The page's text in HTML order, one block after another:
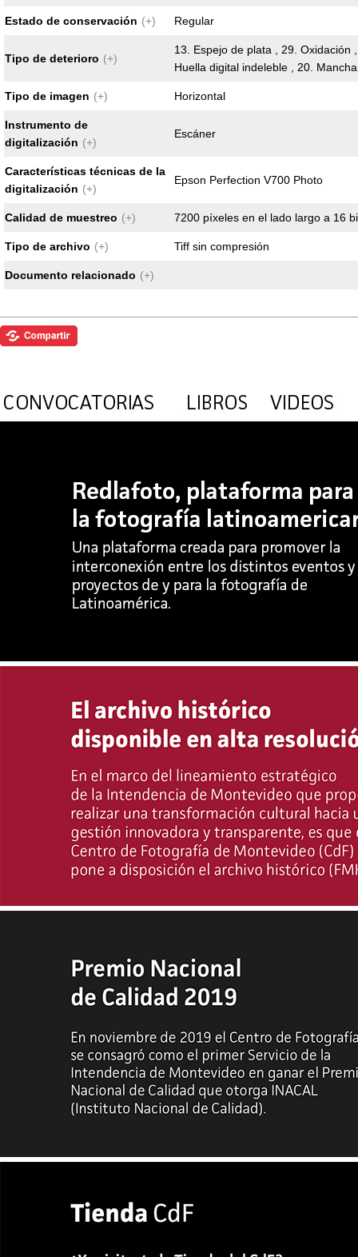
Estado de conservación (+) Regular
Tipo de deterioro (+)
13. Espejo de plata , 29. Oxidación
Huella digital indeleble , 20. Mancha
Tipo de imagen (+) Horizontal
Instrumento de
digitalización (+)
Escáner
Características técnicas de la
digitalización (+)
Epson Perfection V700 Photo
Calidad de muestreo (+) 7200 píxeles en el lado largo a 16
Tipo de archivo (+) Tiff sin compresión
Documento relacionado (+)